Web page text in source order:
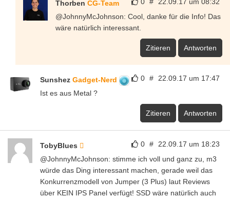
0 # 22.09.17 um 08:32
Thorben CG-Team
@JohnnyMcJohnson: Cool, danke für die Info! Das
wäre natürlich interessant.
Zitieren Antworten
0 # 22.09.17 um 17:47
Sunshez Gadget-Nerd
Ist es aus Metal ?
Zitieren Antworten
0 # 22.09.17 um 18:23
TobyBlues
@JohnnyMcJohnson: stimme ich voll und ganz zu, m3
würde das Ding interessant machen, gerade weil das
Konkurrenzmodell von Jumper (3 Plus) laut Reviews
über KEIN IPS Panel verfügt! SSD wäre natürlich auch